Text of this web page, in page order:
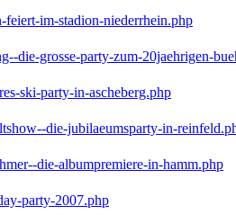
feiert-im-stadion-niederrhein.php
die-grosse-party-zum-20jaehrigen-
ski-party-in-ascheberg.php
die-jubilaeumsparty-in-
die-albumpremiere-in-hamm.php
party-2007.php